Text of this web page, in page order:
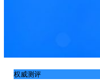
权威测评